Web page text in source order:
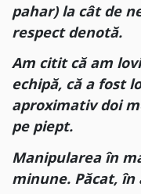
pahar) la cât de
respect denotă.
Am citit că am
echipă, că a fost
aproximativ doi
pe piept.
Manipularea în
minune. Păcat, în